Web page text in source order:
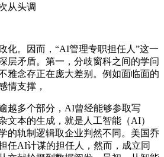
从头调
。因而，“AI管理专职担任人”这一
层矛盾。第一，分歧窗科之间的学问
雅念存正在庞大差别。例如面临面的
情支撑，
多个部分，AI曾经能够参取写
文本的生成，就是人工智能（AI）
的轨制逻辑取企业判然不同。美国乔
任AI计谋的担任人，然而，成立同